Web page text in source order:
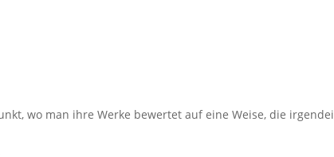
wo man ihre Werke bewertet auf eine Weise, die